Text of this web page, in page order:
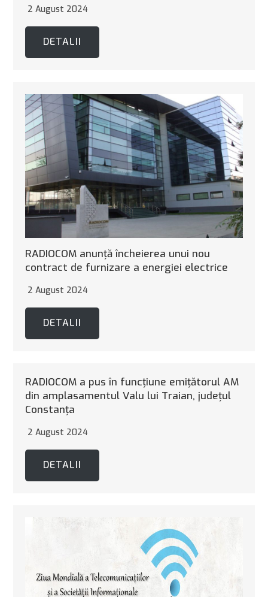
2 August 2024
DETALII
RADIOCOM anunţă încheierea unui nou
contract de furnizare a energiei electrice
2 August 2024
DETALII
RADIOCOM a pus în funcţiune emiţătorul AM
din amplasamentul Valu lui Traian, judeţul
Constanţa
2 August 2024
DETALII